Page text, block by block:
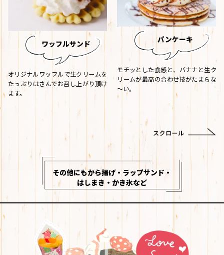
ワッフルサンド
オリジナルワッフルで生クリームを
たっぷりはさんでお召し上がり頂け
ます。
パンケーキ
モチッとした食感と、バナナと生ク
リームが最高の合わせ技がたまらな
～い。
その他にもから揚げ・ラップサンド・
はしまき・かき氷など